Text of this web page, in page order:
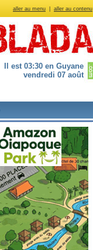
aller au menu aller au contenu
Il est 03:30 en Guyane
vendredi 07 août